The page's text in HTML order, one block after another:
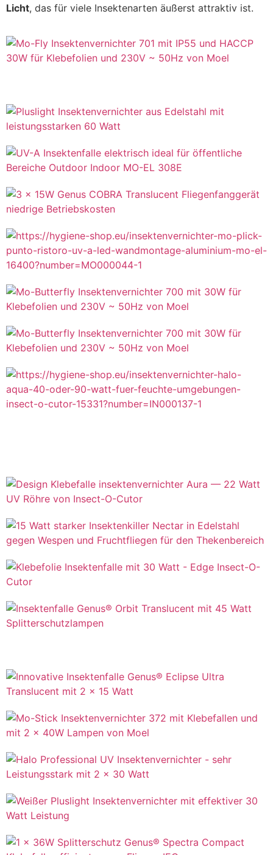
Licht, das für viele Insektenarten äußerst attraktiv ist.